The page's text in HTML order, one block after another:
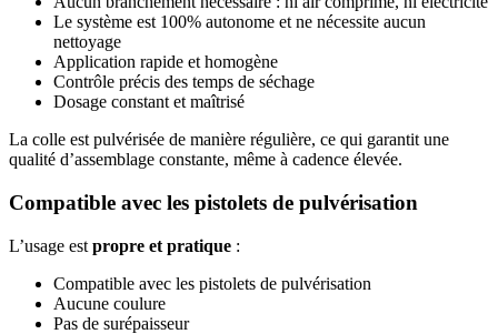
Le système est 100% autonome et ne nécessite aucun
nettoyage
Application rapide et homogène
Contrôle précis des temps de séchage
Dosage constant et maîtrisé
La colle est pulvérisée de manière régulière, ce qui garantit une
qualité d’assemblage constante, même à cadence élevée.
Compatible avec les pistolets de pulvérisation
L’usage est propre et pratique :
Compatible avec les pistolets de pulvérisation
Aucune coulure
Pas de surépaisseur